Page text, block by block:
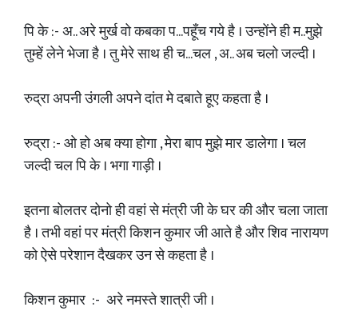
पि के :- अ.. अरे मुर्ख वो कबका प...पहूँच गये है । उन्होंने ही म..मुझे
तुम्हें लेने भेजा है । तु मेरे साथ ही च...चल , अ.. अब चलो जल्दी ।
रुद्रा अपनी उंगली अपने दांत मे दबाते हूए कहता है ।
रुद्रा :- ओ हो अब क्या होगा , मेरा बाप मुझे मार डालेगा । चल
जल्दी चल पि के । भगा गाड़ी ।
इतना बोलतर दोनो ही वहां से मंत्री जी के घर की और चला जाता
है । तभी वहां पर मंत्री किशन कुमार जी आते है और शिव नारायण
को ऐसे परेशान दैखकर उन से कहता है ।
किशन कुमार :- अरे नमस्ते शात्री जी ।